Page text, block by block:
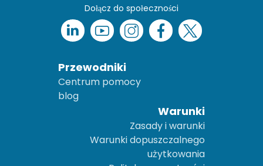
Dołącz do społeczności
Przewodniki
Centrum pomocy
blog
Warunki
Zasady i warunki
Warunki dopuszczalnego
użytkowania